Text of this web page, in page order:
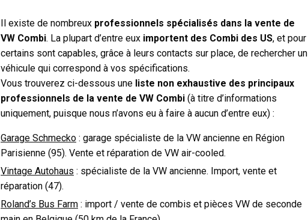
Il existe de nombreux professionnels spécialisés dans la vente de
VW Combi. La plupart d’entre eux importent des Combi des US, et pour
certains sont capables, grâce à leurs contacts sur place, de rechercher un
véhicule qui correspond à vos spécifications.
Vous trouverez ci-dessous une liste non exhaustive des principaux
professionnels de la vente de VW Combi (à titre d’informations
uniquement, puisque nous n’avons eu à faire à aucun d’entre eux) :
Garage Schmecko : garage spécialiste de la VW ancienne en Région
Parisienne (95). Vente et réparation de VW air-cooled.
Vintage Autohaus : spécialiste de la VW ancienne. Import, vente et
réparation (47).
Roland’s Bus Farm : import / vente de combis et pièces VW de seconde